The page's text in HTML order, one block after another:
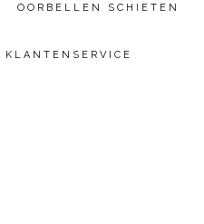
OORBELLEN SCHIETEN
KLANTENSERVICE